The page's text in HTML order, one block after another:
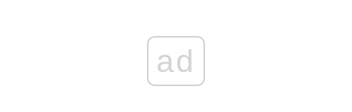
ad